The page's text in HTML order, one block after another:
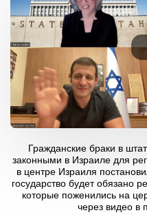
Гражданские браки в
законными в Израиле для
в центре Израиля
государство будет обязано
которые поженились на
через видео в